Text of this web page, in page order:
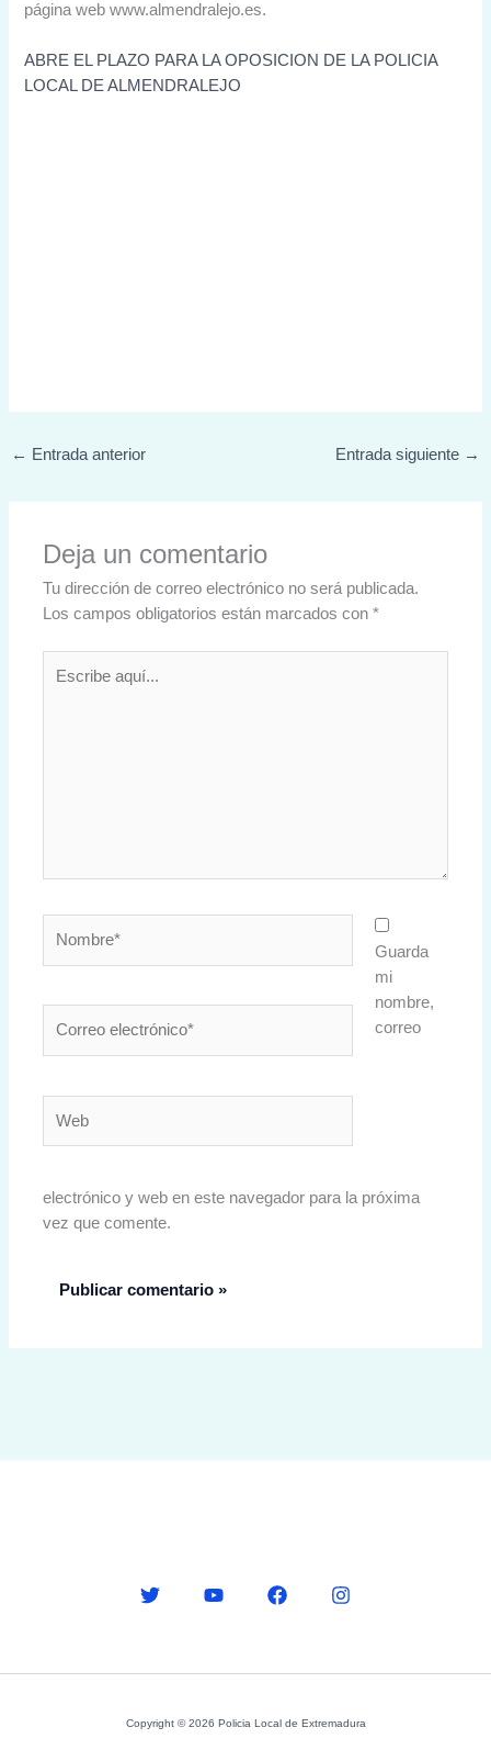
página web www.almendralejo.es.
ABRE EL PLAZO PARA LA OPOSICION DE LA POLICIA
LOCAL DE ALMENDRALEJO
← Entrada anterior Entrada siguiente →
Deja un comentario
Tu dirección de correo electrónico no será publicada.
Los campos obligatorios están marcados con*
aquí...
electrónico*
Guarda
mi
nombre,
correo
electrónico y web en este navegador para la próxima
vez que comente.
Copyright © 2026 Policia Local de Extremadura